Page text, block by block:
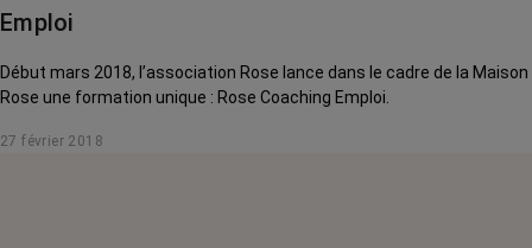
Emploi
Début mars 2018, l’association Rose lance dans le cadre de la Maison
Rose une formation unique : Rose Coaching Emploi.
27 février 2018